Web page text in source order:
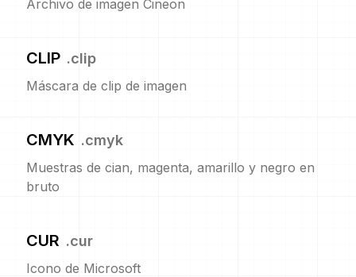
Archivo de imagen Cineon
CLIP .clip
Máscara de clip de imagen
CMYK .cmyk
Muestras de cian, magenta, amarillo y negro en
bruto
CUR .cur
Icono de Microsoft